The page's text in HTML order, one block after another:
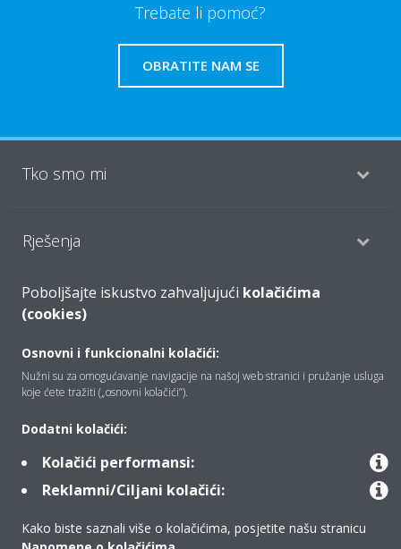
Trebate li pomoć?
OBRATITE NAM SE
Tko smo mi
Rješenja
Kontakt
Proizvodi
Pravna napomena
Pravilnik o zaštiti privatnosti podataka
Opći uvjeti prodaje
Data Act
Poboljšajte iskustvo zahvaljujući kolačićima
(cookies)
Osnovni i funkcionalni kolačići:
Nužni su za omogućavanje navigacije na našoj web stranici i pružanje usluga
koje ćete tražiti („osnovni kolačići”).
Dodatni kolačići:
Kolačići performansi:
Reklamni/Ciljani kolačići:
Kako biste saznali više o kolačićima, posjetite našu stranicu